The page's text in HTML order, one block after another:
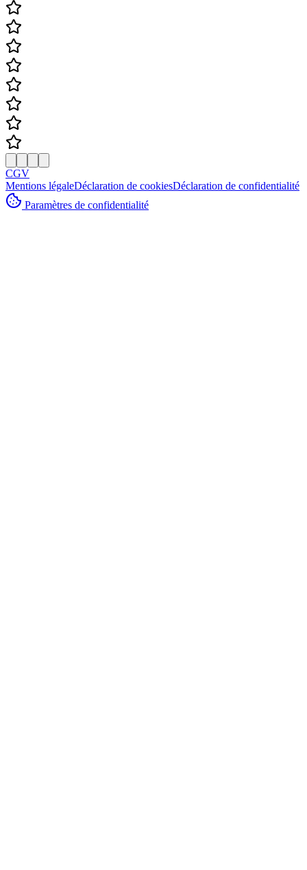
CGV
Mentions légaleDéclaration de cookiesDéclaration de confidentialité
Paramètres de confidentialité